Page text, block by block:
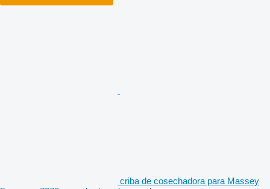
criba de cosechadora para Massey